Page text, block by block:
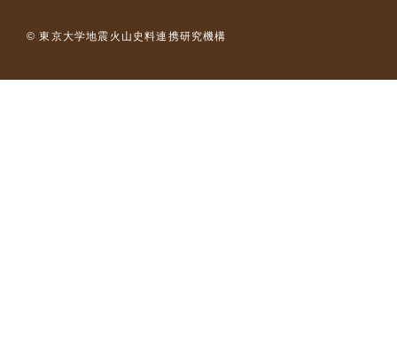
© 東京大学地震火山史料連携研究機構